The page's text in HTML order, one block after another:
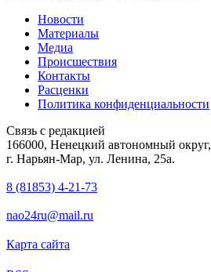
Новости
Материалы
Медиа
Происшествия
Контакты
Расценки
Политика конфиденциальности
Связь с редакцией
166000, Ненецкий автономный округ,
г. Нарьян-Мар, ул. Ленина, 25а.
8 (81853) 4-21-73
nao24ru@mail.ru
Карта сайта